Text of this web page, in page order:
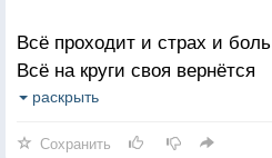
Всё проходит и страх и боль
Всё на круги своя вернётся
Миг Надежды всегда с тобой
раскрыть
Сохранить